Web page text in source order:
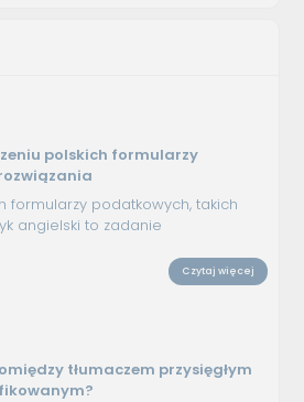
polskich formularzy
formularzy podatkowych, takich
angielski to zadanie
Czytaj więcej
tłumaczem przysięgłym